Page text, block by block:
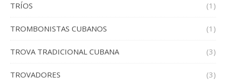
TRÍOS (1)
TROMBONISTAS CUBANOS (1)
TROVA TRADICIONAL CUBANA (3)
TROVADORES (3)